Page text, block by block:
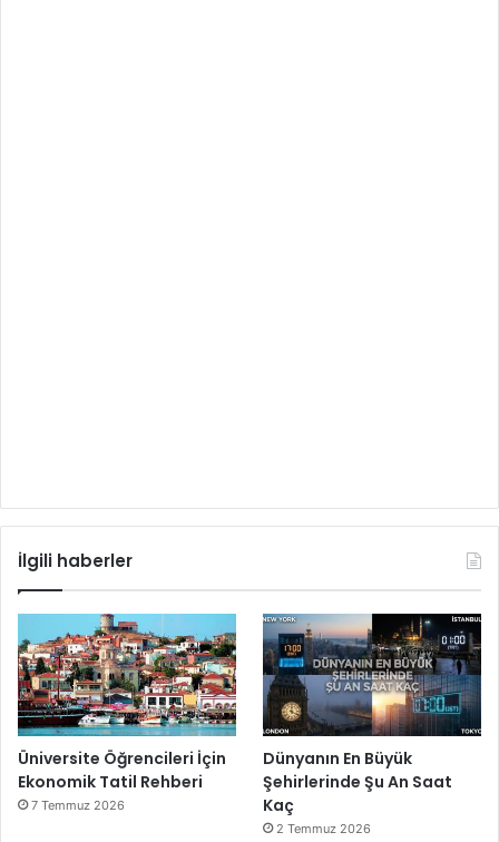
İlgili haberler
Üniversite Öğrencileri İçin
Ekonomik Tatil Rehberi
7 Temmuz 2026
Dünyanın En Büyük
Şehirlerinde Şu An Saat
Kaç
2 Temmuz 2026